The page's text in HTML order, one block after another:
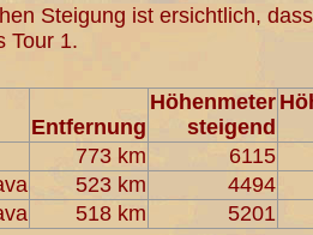
Steigung ist ersichtlich,
Tour 1.
Entfernung
Höhenmeter
steigend
773 km
6115
523 km
4494
518 km 5201